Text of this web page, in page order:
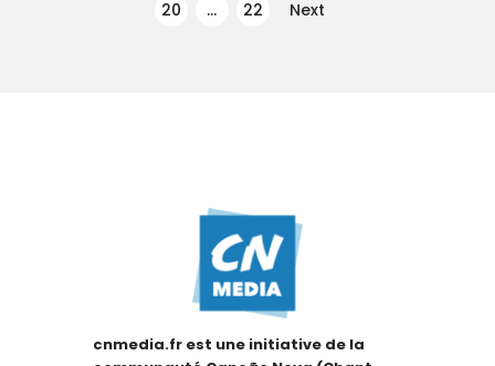
PAGE
20 … PAGE
22 Next
cnmedia.fr est une initiative de la